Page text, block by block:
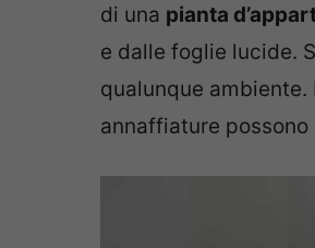
di una pianta
e dalle foglie lucide.
qualunque ambiente.
annaffiature